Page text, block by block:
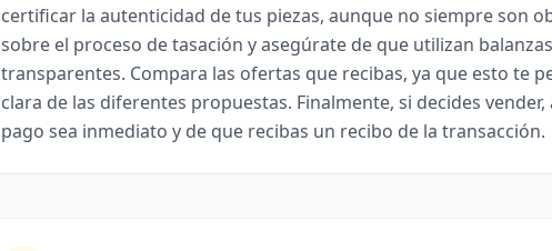
certificar la autenticidad de tus piezas, aunque no siempre son
sobre el proceso de tasación y asegúrate de que utilizan
transparentes. Compara las ofertas que recibas, ya que esto te
clara de las diferentes propuestas. Finalmente, si decides
pago sea inmediato y de que recibas un recibo de la transacción.